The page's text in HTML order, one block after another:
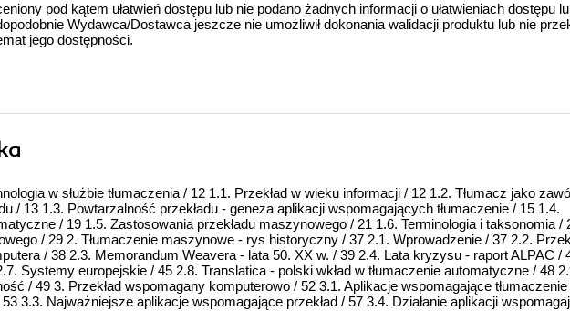
pod kątem ułatwień dostępu lub nie podano żadnych informacji o ułatwieniach dostępu
Wydawca/Dostawca jeszcze nie umożliwił dokonania walidacji produktu lub nie
jego dostępności.
w służbie tłumaczenia / 12 1.1. Przekład w wieku informacji / 12 1.2. Tłumacz jako
/ 13 1.3. Powtarzalność przekładu - geneza aplikacji wspomagających tłumaczenie / 15 1.4.
/ 19 1.5. Zastosowania przekładu maszynowego / 21 1.6. Terminologia i taksonomia /
/ 29 2. Tłumaczenie maszynowe - rys historyczny / 37 2.1. Wprowadzenie / 37 2.2.
/ 38 2.3. Memorandum Weavera - lata 50. XX w. / 39 2.4. Lata kryzysu - raport ALPAC /
Systemy europejskie / 45 2.8. Translatica - polski wkład w tłumaczenie automatyczne / 48
/ 49 3. Przekład wspomagany komputerowo / 52 3.1. Aplikacje wspomagające tłumaczenie
3.3. Najważniejsze aplikacje wspomagające przekład / 57 3.4. Działanie aplikacji